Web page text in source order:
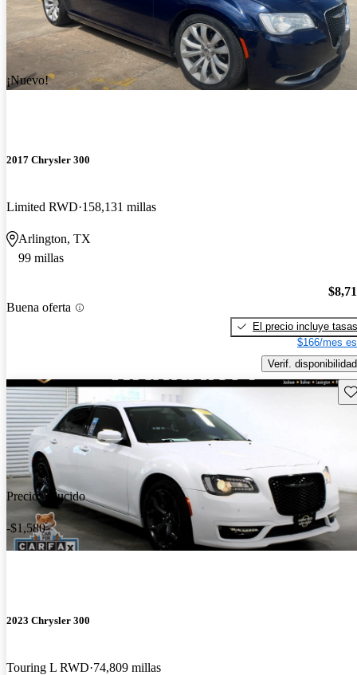
¡Nuevo!
2017 Chrysler 300
Limited RWD 158,131 millas
Arlington, TX
99 millas
Buena oferta
El precio incluye tasas
$166/mes
Verif. disponibilidad
Precio reducido
-$1,580
2023 Chrysler 300
Touring L RWD 74,809 millas